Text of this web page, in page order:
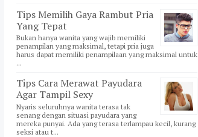
Tips Memilih Gaya Rambut Pria
Yang Tepat
Bukan hanya wanita yang wajib memiliki
penampilan yang maksimal, tetapi pria juga
harus dapat memiliki penampilaan yang maksimal untuk
...
Tips Cara Merawat Payudara
Agar Tampil Sexy
Nyaris seluruhnya wanita terasa tak
senang dengan situasi payudara yang
mereka punyai. Ada yang terasa terlampau kecil, kurang
seksi atau t...